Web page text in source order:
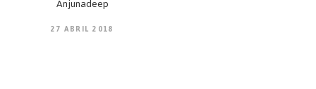
Anjunadeep
27 ABRIL 2018